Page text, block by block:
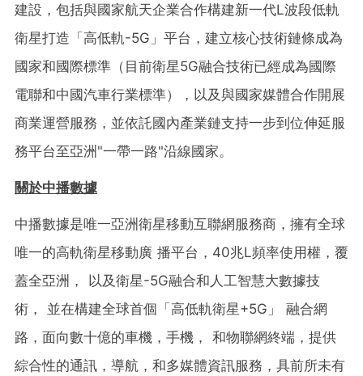
建設，包括與國家航天企業合作構建新一代L波段低軌
衛星打造「高低軌-5G」平台，建立核心技術鏈條成為
國家和國際標準（目前衛星5G融合技術已經成為國際
電聯和中國汽車行業標準），以及與國家媒體合作開展
商業運營服務，並依託國內產業鏈支持一步到位伸延服
務平台至亞洲"一帶一路"沿線國家。
關於中播數據
中播數據是唯一亞洲衛星移動互聯網服務商，擁有全球
唯一的高軌衛星移動廣 播平台，40兆L頻率使用權，覆
蓋全亞洲， 以及衛星-5G融合和人工智慧大數據技
術， 並在構建全球首個「高低軌衛星+5G」 融合網
路，面向數十億的車機，手機， 和物聯網終端，提供
綜合性的通訊，導航，和多媒體資訊服務，具前所未有